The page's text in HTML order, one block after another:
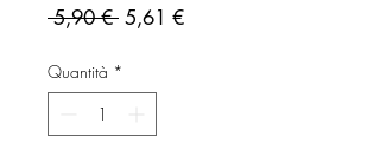
5,90 € Prezzo
5,61 €Prezzo
Quantità *